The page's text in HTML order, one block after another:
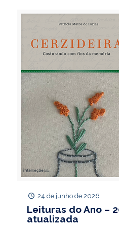
24 de junho de 2026
Leituras do Ano –
atualizada